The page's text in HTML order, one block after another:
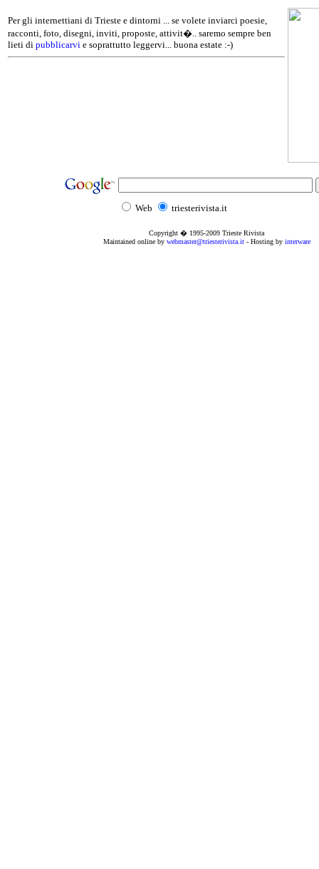
Per gli internettiani di Trieste e dintorni ... se volete inviarci poesie,
racconti, foto, disegni, inviti, proposte, attivit�.. saremo sempre ben
lieti di pubblicarvi e soprattutto leggervi... buona estate :-)
Web triesterivista.it
Copyright � 1995-2009 Trieste Rivista
Maintained online by webmaster@triesterivista.it- Hosting by interware